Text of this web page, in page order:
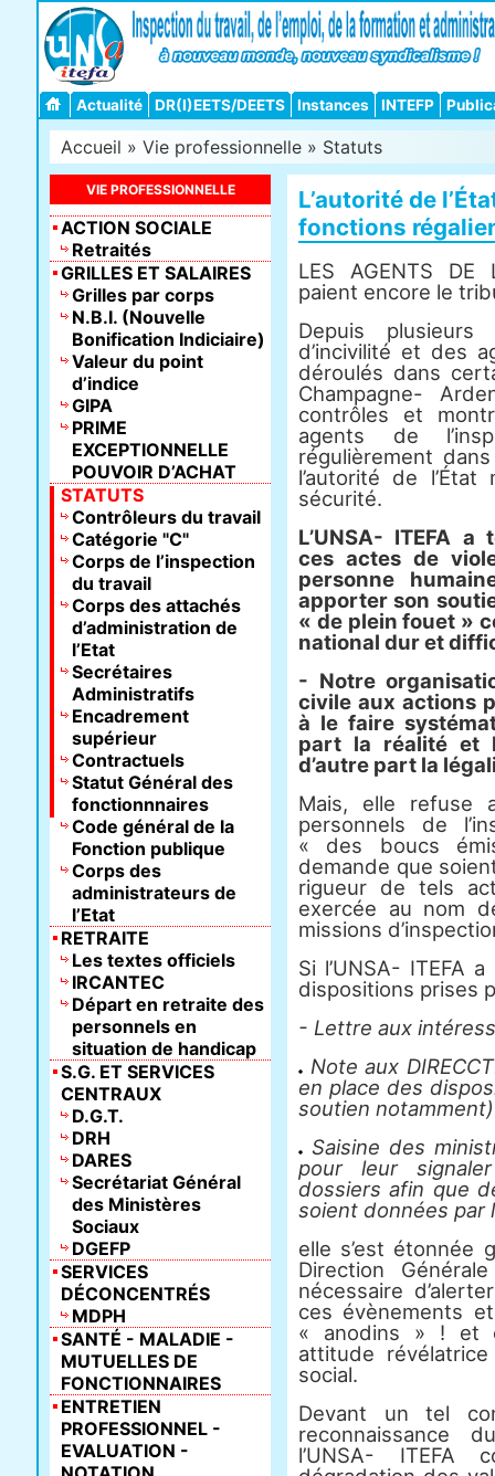
Actualité DR(I)EETS/DEETS Instances INTEFP
Accueil » Vie professionnelle » Statuts
L’autorité de
fonctions
LES AGENTS DE
paient encore le
Depuis
d’incivilité et des
déroulés dans
Champagne-
contrôles et
agents de
régulièrement
l’autorité de
sécurité.
L’UNSA- ITEFA
ces actes de
personne
apporter son
« de plein fouet »
national dur et
- Notre
civile aux actions
à le faire
part la réalité et
d’autre part la
Mais, elle refuse
personnels de
« des boucs
demande que
rigueur de tels
exercée au nom
missions
Si l’UNSA- ITEFA
dispositions prises
- Lettre aux
Note aux
en place des
soutien
Saisine des
pour leur
dossiers afin que
soient données par
elle s’est étonnée
Direction
nécessaire
ces évènements
« anodins » ! et
attitude
social.
Devant un tel
reconnaissance
l’UNSA- ITEFA
VIE PROFESSIONNELLE
ACTION SOCIALE
Retraités
GRILLES ET SALAIRES
Grilles par corps
N.B.I. (Nouvelle
Bonification Indiciaire)
Valeur du point
d’indice
GIPA
PRIME
EXCEPTIONNELLE
POUVOIR D’ACHAT
STATUTS
Contrôleurs du travail
Catégorie "C"
Corps de l’inspection
du travail
Corps des attachés
d’administration de
l’Etat
Secrétaires
Administratifs
Encadrement
supérieur
Contractuels
Statut Général des
fonctionnnaires
Code général de la
Fonction publique
Corps des
administrateurs de
l’Etat
RETRAITE
Les textes officiels
IRCANTEC
Départ en retraite des
personnels en
situation de handicap
S.G. ET SERVICES
CENTRAUX
D.G.T.
DRH
DARES
Secrétariat Général
des Ministères
Sociaux
DGEFP
SERVICES
DÉCONCENTRÉS
MDPH
SANTÉ - MALADIE -
MUTUELLES DE
FONCTIONNAIRES
ENTRETIEN
PROFESSIONNEL -
EVALUATION -